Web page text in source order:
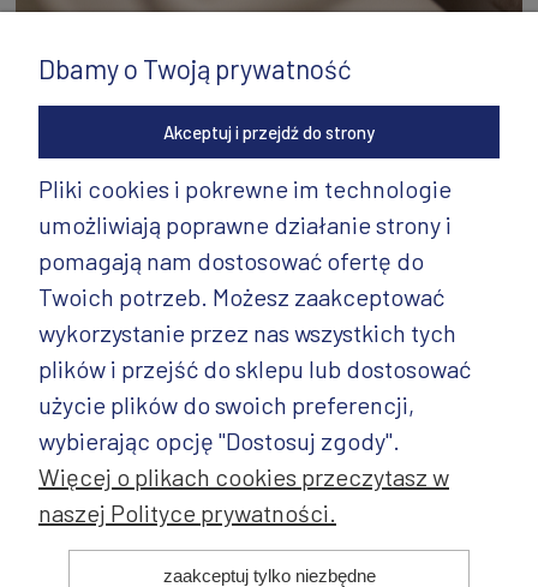
INFORMACJE
PRODUKTY CD.
POZOSTAŁE
Dbamy o Twoją prywatność
Akceptuj i przejdź do strony
Pliki cookies i pokrewne im technologie
umożliwiają poprawne działanie strony i
pomagają nam dostosować ofertę do
Twoich potrzeb. Możesz zaakceptować
wykorzystanie przez nas wszystkich tych
plików i przejść do sklepu lub dostosować
użycie plików do swoich preferencji,
wybierając opcję "Dostosuj zgody".
Więcej o plikach cookies przeczytasz w
naszej Polityce prywatności.
zaakceptuj tylko niezbędne